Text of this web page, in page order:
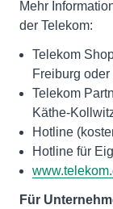
Mehr
der Telekom:
Telekom
Freiburg
Telekom
Käthe-
Hotline
Hotline für
Für